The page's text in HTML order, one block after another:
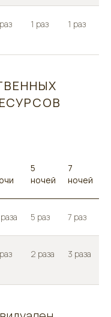
1 раз 1 раз
5
ночей
7
ночей
5 раз 7 раз
2 раза 3 раза